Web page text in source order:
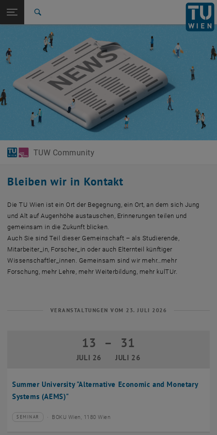
TU Login
Quicklinks
Quicklinks-Menü umschalten
Studium
International
Karriere
Zur 1. Menü Ebene
TUW Community
Zurück: Subseiten von TUW Community auflisten
Zurück zur letzten Ebene:
TUW Community
News & Events
TUW Community
Bleiben wir in Kontakt
Die TU Wien ist ein Ort der Begegnung, ein Ort, an dem sich Jung
und Alt auf Augenhöhe austauschen, Erinnerungen teilen und
gemeinsam in die Zukunft blicken.
Auch Sie sind Teil dieser Gemeinschaft – als Studierende,
Mitarbeiter_in, Forscher_in oder auch Elternteil künftiger
Wissenschaftler_innen. Gemeinsam sind wir mehr…mehr
Forschung, mehr Lehre, mehr Weiterbildung, mehr kulTUr.
VERANSTALTUNGEN VOM 23. JULI 2026
Summer University "Alternative Economic and Monetary
Systems (AEMS)"
13
JULI 26
13 Juli 2026 bis 31 Juli 2026
– 31
JULI 26
Veranstaltungstyp:
SEMINAR
Veranstaltungsort:BOKU Wien, 1180 Wien